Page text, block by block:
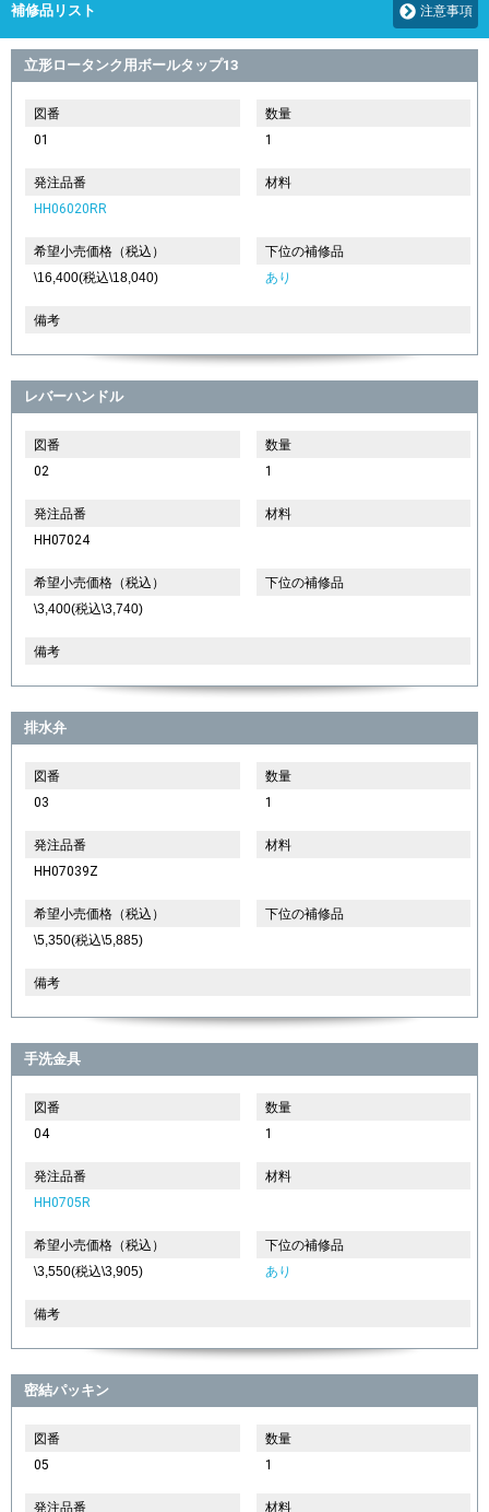
補修品リスト 注意事項
立形ロータンク用ボールタップ13
図番
01
数量
1
発注品番
HH06020RR
材料
希望小売価格（税込）
\16,400(税込\18,040)
下位の補修品
あり
備考
レバーハンドル
図番
02
数量
1
発注品番
HH07024
材料
希望小売価格（税込）
\3,400(税込\3,740)
下位の補修品
備考
排水弁
図番
03
数量
1
発注品番
HH07039Z
材料
希望小売価格（税込）
\5,350(税込\5,885)
下位の補修品
備考
手洗金具
図番
04
数量
1
発注品番
HH0705R
材料
希望小売価格（税込）
\3,550(税込\3,905)
下位の補修品
あり
備考
密結パッキン
図番
05
数量
1
発注品番 材料